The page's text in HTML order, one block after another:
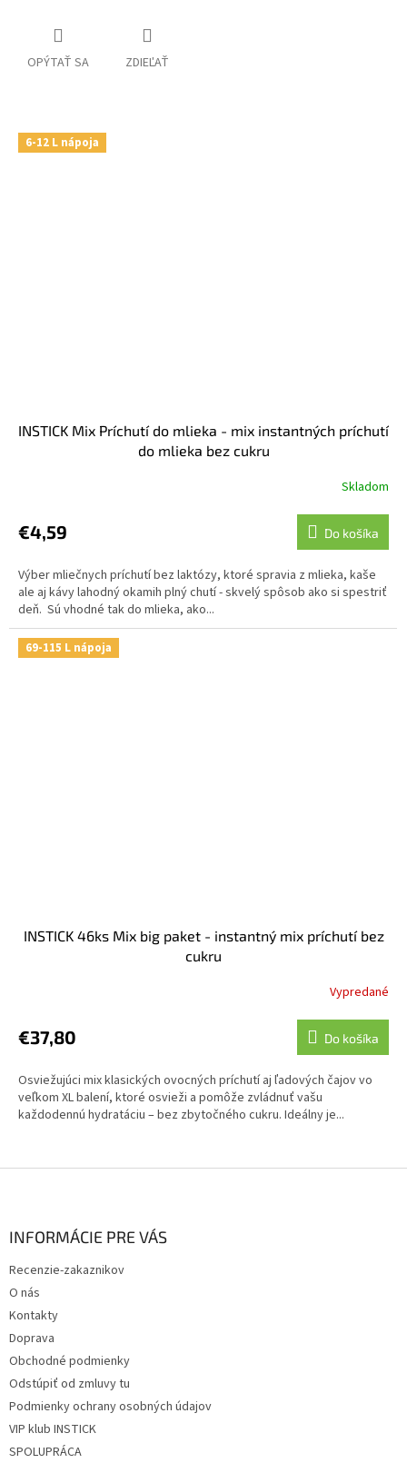
OPÝTAŤ SA ZDIEĽAŤ
6-12 L nápoja
INSTICK Mix Príchutí do mlieka - mix instantných príchutí
do mlieka bez cukru
Skladom
€4,59 Do košíka
Výber mliečnych príchutí bez laktózy, ktoré spravia z mlieka, kaše
ale aj kávy lahodný okamih plný chutí - skvelý spôsob ako si spestriť
deň. Sú vhodné tak do mlieka, ako...
69-115 L nápoja
INSTICK 46ks Mix big paket - instantný mix príchutí bez
cukru
Vypredané
€37,80 Do košíka
Osviežujúci mix klasických ovocných príchutí aj ľadových čajov vo
veľkom XL balení, ktoré osvieži a pomôže zvládnuť vašu
každodennú hydratáciu – bez zbytočného cukru. Ideálny je...
INFORMÁCIE PRE VÁS
Recenzie-zakaznikov
O nás
Kontakty
Doprava
Obchodné podmienky
Odstúpiť od zmluvy tu
Podmienky ochrany osobných údajov
VIP klub INSTICK
SPOLUPRÁCA